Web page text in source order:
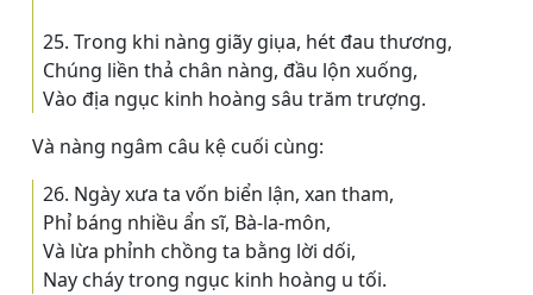
25. Trong khi nàng giãy giụa, hét đau thương,
Chúng liền thả chân nàng, đầu lộn xuống,
Vào địa ngục kinh hoàng sâu trăm trượng.
Và nàng ngâm câu kệ cuối cùng:
26. Ngày xưa ta vốn biển lận, xan tham,
Phỉ báng nhiều ẩn sĩ, Bà-la-môn,
Và lừa phỉnh chồng ta bằng lời dối,
Nay cháy trong ngục kinh hoàng u tối.